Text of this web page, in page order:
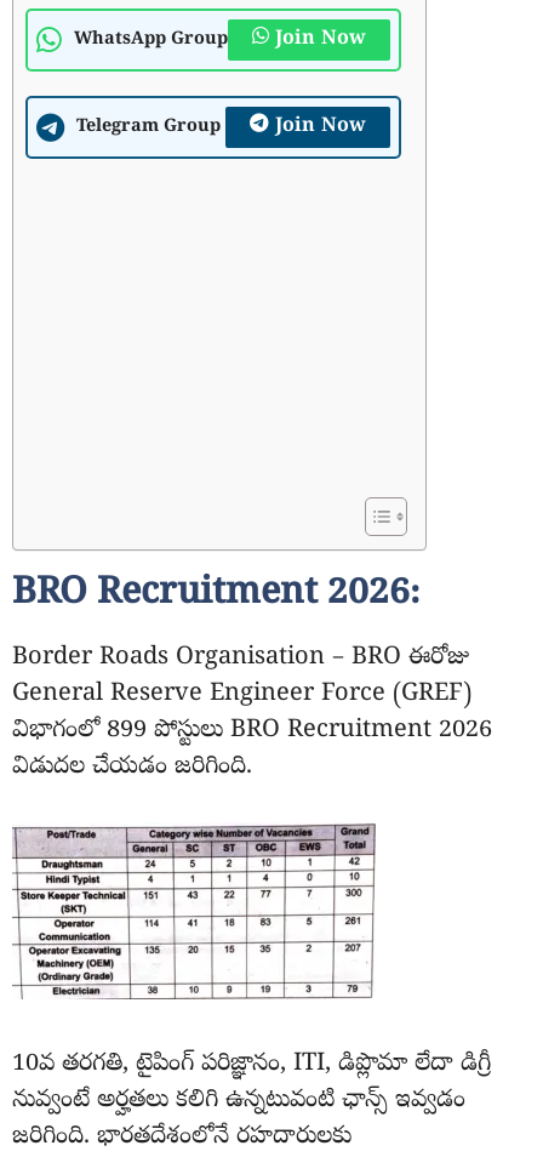
WhatsApp Group Join Now
Telegram Group Join Now
BRO Recruitment 2026:
Border Roads Organisation – BRO ఈరోజు
General Reserve Engineer Force (GREF)
విభాగంలో 899 పోస్టులు BRO Recruitment 2026
విడుదల చేయడం జరిగింది.
10వ తరగతి, టైపింగ్ పరిజ్ఞానం, ITI, డిప్లొమా లేదా డిగ్రీ
నువ్వంటే అర్హతలు కలిగి ఉన్నటువంటి ఛాన్స్ ఇవ్వడం
జరిగింది. భారతదేశంలోనే రహదారులకు